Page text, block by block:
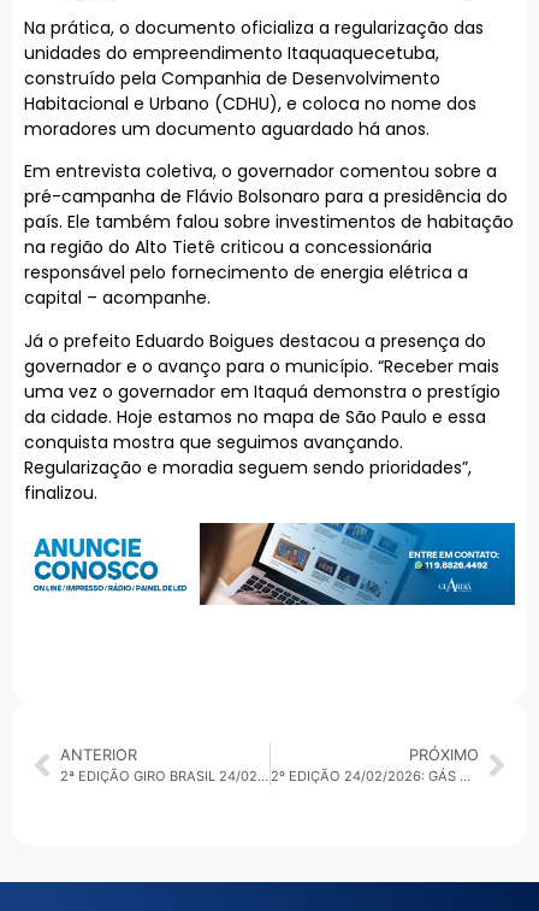
Na prática, o documento oficializa a regularização das
unidades do empreendimento Itaquaquecetuba,
construído pela Companhia de Desenvolvimento
Habitacional e Urbano (CDHU), e coloca no nome dos
moradores um documento aguardado há anos.
Em entrevista coletiva, o governador comentou sobre a
pré-campanha de Flávio Bolsonaro para a presidência do
país. Ele também falou sobre investimentos de habitação
na região do Alto Tietê criticou a concessionária
responsável pelo fornecimento de energia elétrica a
capital – acompanhe.
Já o prefeito Eduardo Boigues destacou a presença do
governador e o avanço para o município. “Receber mais
uma vez o governador em Itaquá demonstra o prestígio
da cidade. Hoje estamos no mapa de São Paulo e essa
conquista mostra que seguimos avançando.
Regularização e moradia seguem sendo prioridades”,
finalizou.
ANTERIOR
2ª EDIÇÃO GIRO BRASIL 24/02/2026: 3ª ETAPA DO GÁS DO POVO E REPERCUSSÃO INTERNACIONAL
PRÓXIMO
2º EDIÇÃO 24/02/2026: GÁS DO POVO, GABINETE DE CRISE EM SP E EXPLOSÃO EM MOSCOU